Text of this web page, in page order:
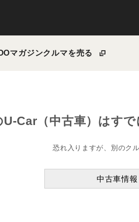
マガジンクルマを売る
U-Car（中古車）はすで
恐れ入りますが、別のク
中古車情